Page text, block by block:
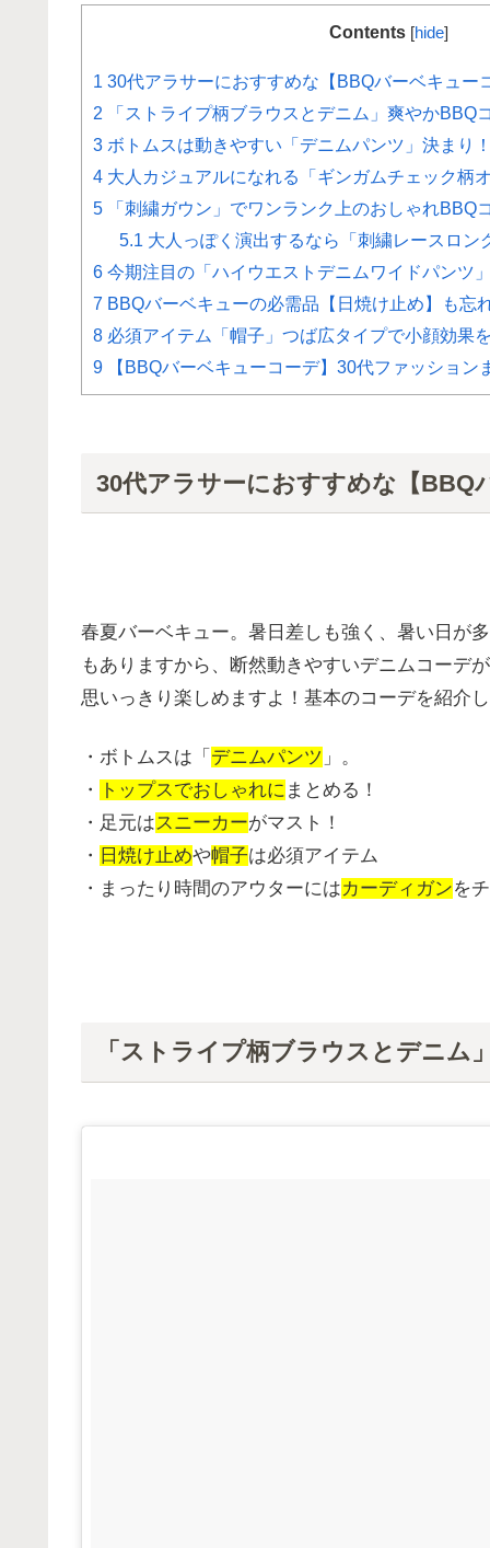
Contents [hide]
1 30代アラサーにおすすめな【BBQバーベキュー
2 「ストライプ柄ブラウスとデニム」爽やかBBQ
3 ボトムスは動きやすい「デニムパンツ」決まり
4 大人カジュアルになれる「ギンガムチェック柄
5 「刺繍ガウン」でワンランク上のおしゃれBBQ
5.1 大人っぽく演出するなら「刺繍レースロン
6 今期注目の「ハイウエストデニムワイドパンツ
7 BBQバーベキューの必需品【日焼け止め】も忘
8 必須アイテム「帽子」つば広タイプで小顔効果
9 【BBQバーベキューコーデ】30代ファッション
30代アラサーにおすすめな【BBQ
春夏バーベキュー。暑日差しも強く、暑い日が
もありますから、断然動きやすいデニムコーデ
思いっきり楽しめますよ！基本のコーデを紹介
・ボトムスは「 デニムパンツ 」。
・
トップスでおしゃれに まとめる！
・足元はスニーカーがマスト！
・ 日焼け止めや帽子は必須アイテム
・まったり時間のアウターにはカーディガンを
「ストライプ柄ブラウスとデニム